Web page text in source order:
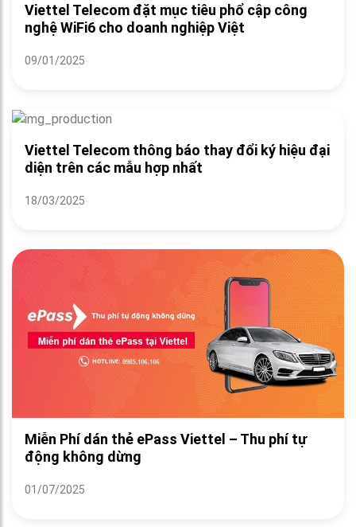
Viettel Telecom đặt mục tiêu phổ cập công
nghệ WiFi6 cho doanh nghiệp Việt
09/01/2025
Viettel Telecom thông báo thay đổi ký hiệu đại
diện trên các mẫu hợp nhất
18/03/2025
Miễn Phí dán thẻ ePass Viettel – Thu phí tự
động không dừng
01/07/2025